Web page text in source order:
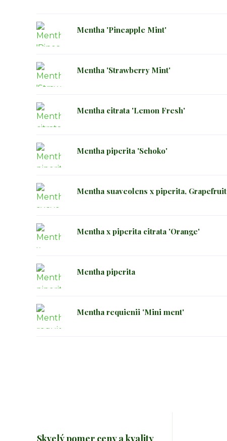
Mentha 'Pineapple Mint'
Mentha 'Strawberry Mint'
Mentha citrata 'Lemon Fresh'
Mentha piperita 'Schoko'
Mentha suaveolens x piperita, Grapefruit
Mentha x piperita citrata 'Orange'
Mentha piperita
Mentha requienii 'Mini ment'
Skvelý pomer ceny a kvality